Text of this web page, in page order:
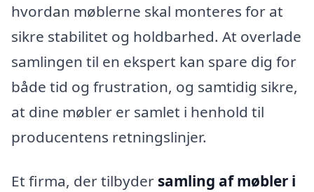
hvordan møblerne skal monteres for at
sikre stabilitet og holdbarhed. At overlade
samlingen til en ekspert kan spare dig for
både tid og frustration, og samtidig sikre,
at dine møbler er samlet i henhold til
producentens retningslinjer.
Et firma, der tilbyder samling af møbler i